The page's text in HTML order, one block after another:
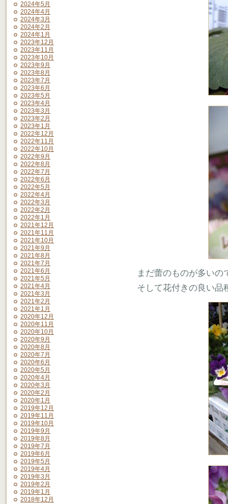
2024年5月
2024年4月
2024年3月
2024年2月
2024年1月
2023年12月
2023年11月
2023年10月
2023年9月
2023年8月
2023年7月
2023年6月
2023年5月
2023年4月
2023年3月
2023年2月
2023年1月
2022年12月
2022年11月
2022年10月
2022年9月
2022年8月
2022年7月
2022年6月
2022年5月
2022年4月
2022年3月
2022年2月
2022年1月
2021年12月
2021年11月
2021年10月
2021年9月
2021年8月
2021年7月
2021年6月
2021年5月
2021年4月
2021年3月
2021年2月
2021年1月
2020年12月
2020年11月
2020年10月
2020年9月
2020年8月
2020年7月
2020年6月
2020年5月
2020年4月
2020年3月
2020年2月
2020年1月
2019年12月
2019年11月
2019年10月
2019年9月
2019年8月
2019年7月
2019年6月
2019年5月
2019年4月
2019年3月
2019年2月
2019年1月
2018年12月
まだ蕾のものが多いの
そして花付きの良い